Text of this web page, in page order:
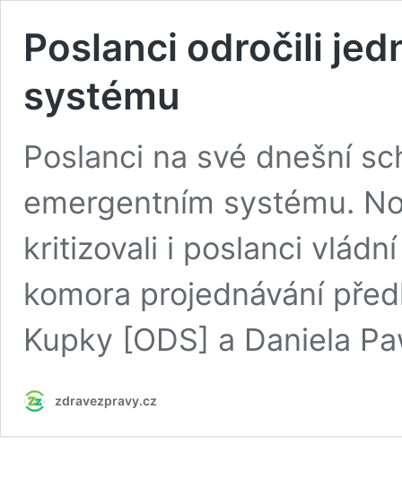
Poslanci odročili
systému
Poslanci na své dnešní
emergentním systému.
kritizovali i poslanci
komora projednávání
Kupky [ODS] a Daniela
zdravezpravy.cz